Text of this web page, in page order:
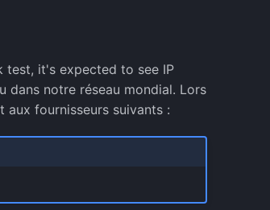
test, it's expected to see IP
dans notre réseau mondial. Lors
fournisseurs suivants :